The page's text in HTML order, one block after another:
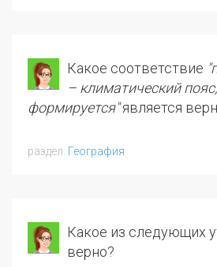
География
Какое соответствие
– климатический
формируется"является
Какое из следующих
верно?